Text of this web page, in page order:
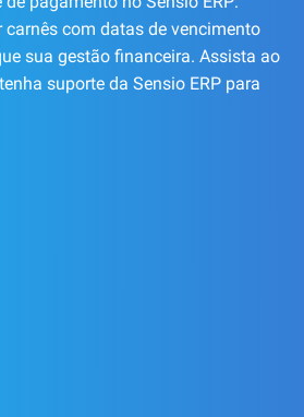
com datas de vencimento
sua gestão financeira. Assista ao
suporte da Sensio ERP para